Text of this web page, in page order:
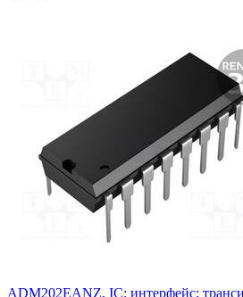
ADM202EANZ, IC: интерфейс;